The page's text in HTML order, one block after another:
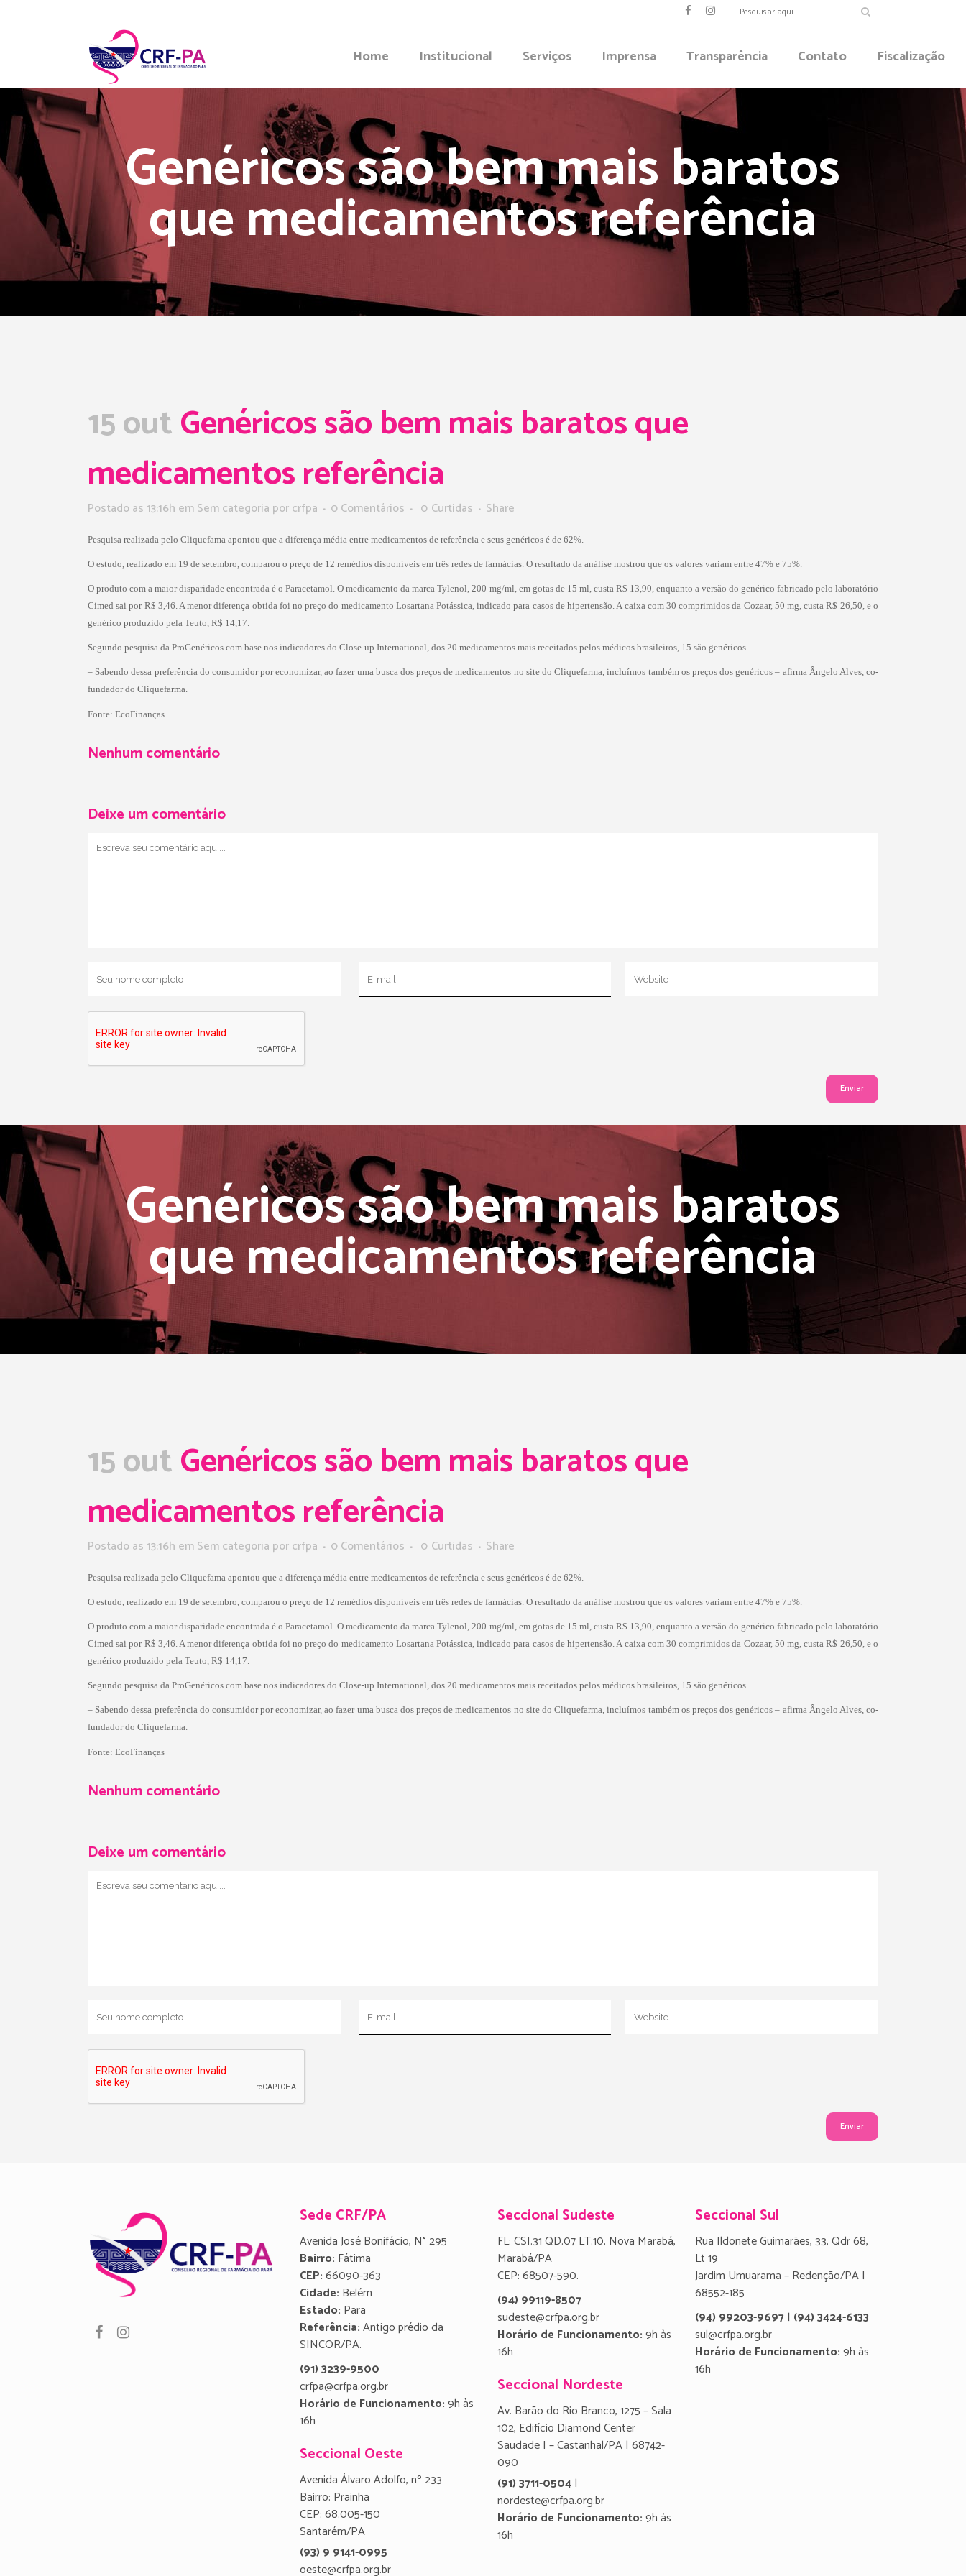
Home Institucional Serviços Imprensa Transparência Contato Fiscalização
Genéricos são bem mais baratos
que medicamentos referência
15 outGenéricos são bem mais baratos que
medicamentos referência
Postado as 13:16h em Sem categoria porcrfpa 0 Comentários 0 Curtidas Share
Pesquisa realizada pelo Cliquefama apontou que a diferença média entre medicamentos de referência e seus genéricos é de 62%.
O estudo, realizado em 19 de setembro, comparou o preço de 12 remédios disponíveis em três redes de farmácias. O resultado da análise mostrou que os valores variam entre 47% e 75%.
O produto com a maior disparidade encontrada é o Paracetamol. O medicamento da marca Tylenol, 200 mg/ml, em gotas de 15 ml, custa R$ 13,90, enquanto a versão do genérico fabricado pelo laboratório
Cimed sai por R$ 3,46. A menor diferença obtida foi no preço do medicamento Losartana Potássica, indicado para casos de hipertensão. A caixa com 30 comprimidos da Cozaar, 50 mg, custa R$ 26,50, e o
genérico produzido pela Teuto, R$ 14,17.
Segundo pesquisa da ProGenéricos com base nos indicadores do Close-up International, dos 20 medicamentos mais receitados pelos médicos brasileiros, 15 são genéricos.
– Sabendo dessa preferência do consumidor por economizar, ao fazer uma busca dos preços de medicamentos no site do Cliquefarma, incluímos também os preços dos genéricos – afirma Ângelo Alves, co-
fundador do Cliquefarma.
Fonte: EcoFinanças
Nenhum comentário
Deixe um comentário
Genéricos são bem mais baratos
que medicamentos referência
15 outGenéricos são bem mais baratos que
medicamentos referência
Postado as 13:16h em Sem categoria porcrfpa 0 Comentários 0 Curtidas Share
Pesquisa realizada pelo Cliquefama apontou que a diferença média entre medicamentos de referência e seus genéricos é de 62%.
O estudo, realizado em 19 de setembro, comparou o preço de 12 remédios disponíveis em três redes de farmácias. O resultado da análise mostrou que os valores variam entre 47% e 75%.
O produto com a maior disparidade encontrada é o Paracetamol. O medicamento da marca Tylenol, 200 mg/ml, em gotas de 15 ml, custa R$ 13,90, enquanto a versão do genérico fabricado pelo laboratório
Cimed sai por R$ 3,46. A menor diferença obtida foi no preço do medicamento Losartana Potássica, indicado para casos de hipertensão. A caixa com 30 comprimidos da Cozaar, 50 mg, custa R$ 26,50, e o
genérico produzido pela Teuto, R$ 14,17.
Segundo pesquisa da ProGenéricos com base nos indicadores do Close-up International, dos 20 medicamentos mais receitados pelos médicos brasileiros, 15 são genéricos.
– Sabendo dessa preferência do consumidor por economizar, ao fazer uma busca dos preços de medicamentos no site do Cliquefarma, incluímos também os preços dos genéricos – afirma Ângelo Alves, co-
fundador do Cliquefarma.
Fonte: EcoFinanças
Nenhum comentário
Deixe um comentário
Sede CRF/PA
Avenida José Bonifácio, N° 295
Bairro: Fátima
CEP:66090-363
Cidade: Belém
Estado: Para
Referência:Antigo prédio da
SINCOR/PA.
(91) 3239-9500
crfpa@crfpa.org.br
Horário de Funcionamento:9h às
16h
Seccional Oeste
Avenida Álvaro Adolfo, nº 233
Bairro: Prainha
CEP: 68.005-150
Santarém/PA
(93) 9 9141-0995
oeste@crfpa.org.br
Seccional Sudeste
FL: CSI.31 QD.07 LT.10, Nova Marabá,
Marabá/PA
CEP: 68507-590.
(94) 99119-8507
sudeste@crfpa.org.br
Horário de Funcionamento:9h às
16h
Seccional Nordeste
Av. Barão do Rio Branco, 1275 – Sala
102, Edifício Diamond Center
Saudade I – Castanhal/PA | 68742-
090
(91) 3711-0504|
nordeste@crfpa.org.br
Horário de Funcionamento:9h às
16h
Seccional Sul
Rua Ildonete Guimarães, 33, Qdr 68,
Lt 19
Jardim Umuarama – Redenção/PA |
68552-185
(94) 99203-9697 | (94) 3424-6133
sul@crfpa.org.br
Horário de Funcionamento:9h às
16h